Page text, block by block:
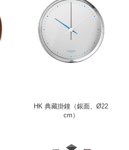
HK 典藏掛鐘（銀面、Ø22
cm）